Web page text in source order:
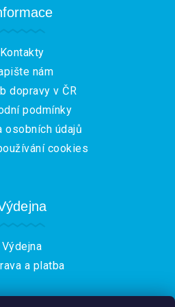
Kontakty
nám
dopravy v ČR
podmínky
osobních údajů
cookies
Výdejna
a platba